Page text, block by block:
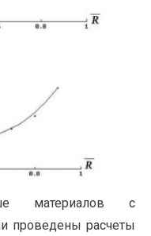
материалов с
проведены расчеты